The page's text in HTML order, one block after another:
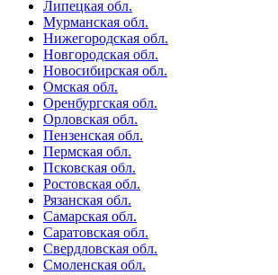
Липецкая обл.
Мурманская обл.
Нижегородская обл.
Новгородская обл.
Новосибирская обл.
Омская обл.
Оренбургская обл.
Орловская обл.
Пензенская обл.
Пермская обл.
Псковская обл.
Ростовская обл.
Рязанская обл.
Самарская обл.
Саратовская обл.
Свердловская обл.
Смоленская обл.